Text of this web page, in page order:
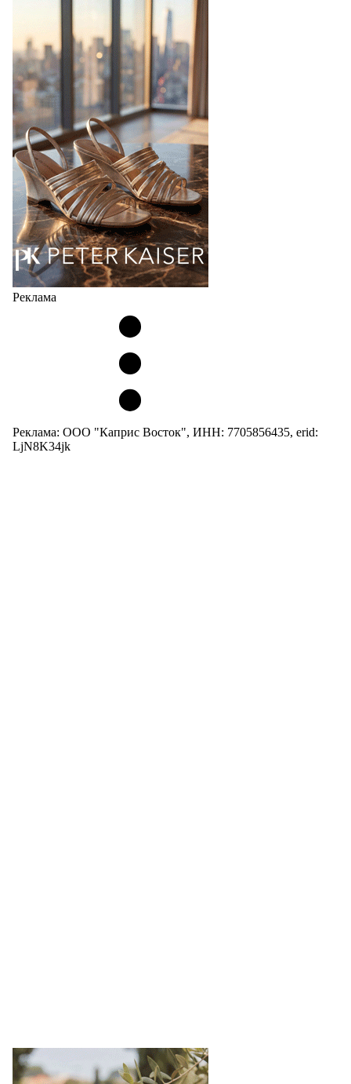
перевыпустил свой хит - кроссовки
Bubble
Популярный силуэт бренда,1999 года выпуска,
соответствует сегодняшнему тренду на
сникерины (гибридный вариант балеток и
кроссовок обтекаемой формы и с тонкой подошвой).
Но в модели Miu Miu Bubble присутствует еще и…
05.08.2026 3504
Реклама
Реклама: ООО "Каприс Восток", ИНН: 7705856435, erid:
LjN8K34jk